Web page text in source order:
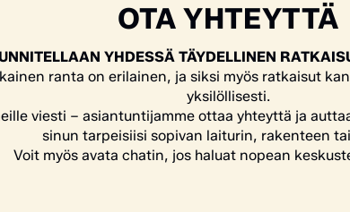
OTA YHTEYTTÄ
YHDESSÄ TÄYDELLINEN
ranta on erilainen, ja siksi myös ratkaisut
yksilöllisesti.
viesti – asiantuntijamme ottaa yhteyttä ja
sinun tarpeisiisi sopivan laiturin, rakenteen
Voit myös avata chatin, jos haluat nopean